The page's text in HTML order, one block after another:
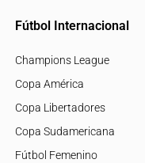
Fútbol Internacional
Champions League
Copa América
Copa Libertadores
Copa Sudamericana
Fútbol Femenino